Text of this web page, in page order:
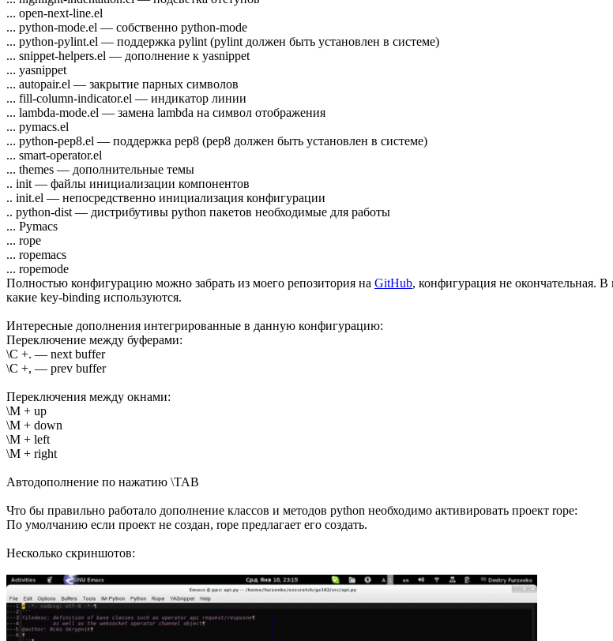
... open-next-line.el
... python-mode.el — собственно python-mode
... python-pylint.el — поддержка pylint (pylint должен быть установлен в системе)
... snippet-helpers.el — дополнение к yasnippet
... yasnippet
... autopair.el — закрытие парных символов
... fill-column-indicator.el — индикатор линии
... lambda-mode.el — замена lambda на символ отображения
... pymacs.el
... python-pep8.el — поддержка pep8 (pep8 должен быть установлен в системе)
... smart-operator.el
... themes — дополнительные темы
.. init — файлы инициализации компонентов
.. init.el — непосредственно инициализация конфигурации
.. python-dist — дистрибутивы python пакетов необходимые для работы
... Pymacs
... rope
... ropemacs
... ropemode
Полностью конфигурацию можно забрать из моего репозитория на GitHub, конфигурация не окончательная.
какие key-binding используются.
Интересные дополнения интегрированные в данную конфигурацию:
Переключение между буферами:
\С +. — next buffer
\C +, — prev buffer
Переключения между окнами:
\M + up
\M + down
\M + left
\M + right
Автодополнение по нажатию \TAB
Что бы правильно работало дополнение классов и методов python необходимо активировать проект rope:
По умолчанию если проект не создан, rope предлагает его создать.
Несколько скриншотов: